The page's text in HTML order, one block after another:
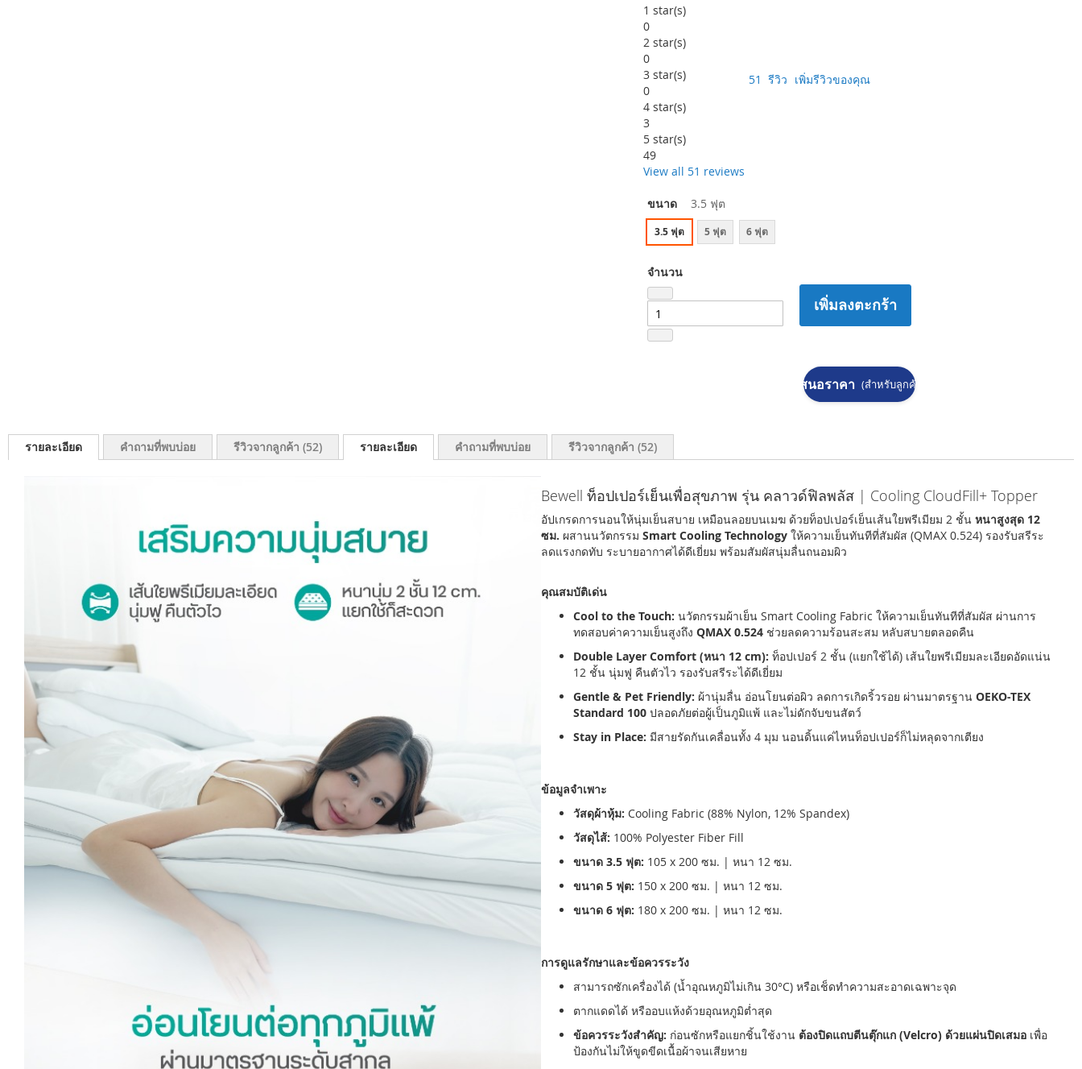
99% of100
1star(s)
0
2star(s)
0
3star(s)
0
4star(s)
3
5star(s)
49
View all 51 reviews
51 รีวิว เพิ่มรีวิวของคุณ
ขนาด 3.5 ฟุต
3.5 ฟุต 5 ฟุต 6 ฟุต
จำนวน
เพิ่มลงตะกร้า
ขอใบเสนอราคา (สำหรับลูกค้าองค์กร)
รายละเอียด คำถามที่พบบ่อย รีวิวจากลูกค้า 52 รายละเอียด
Bewell ท็อปเปอร์เย็นเพื่อสุขภาพ รุ่น คลาวด์ฟิลพลัส | Cooling CloudFill+ Topper
อัปเกรดการนอนให้นุ่มเย็นสบาย เหมือนลอยบนเมฆ ด้วยท็อปเปอร์เย็นเส้นใยพรีเมียม 2 ชั้น หนาสูงสุด 12
ซม. ผสานนวัตกรรม Smart Cooling Technology ให้ความเย็นทันทีที่สัมผัส (QMAX 0.524) รองรับสรีระ
ลดแรงกดทับ ระบายอากาศได้ดีเยี่ยม พร้อมสัมผัสนุ่มลื่นถนอมผิว
คุณสมบัติเด่น
Cool to the Touch: นวัตกรรมผ้าเย็น Smart Cooling Fabric ให้ความเย็นทันทีที่สัมผัส ผ่านการ
ทดสอบค่าความเย็นสูงถึง QMAX 0.524 ช่วยลดความร้อนสะสม หลับสบายตลอดคืน
Double Layer Comfort (หนา 12 cm): ท็อปเปอร์ 2 ชั้น (แยกใช้ได้) เส้นใยพรีเมียมละเอียดอัดแน่น
12 ชั้น นุ่มฟู คืนตัวไว รองรับสรีระได้ดีเยี่ยม
Gentle & Pet Friendly: ผ้านุ่มลื่น อ่อนโยนต่อผิว ลดการเกิดริ้วรอย ผ่านมาตรฐาน OEKO-TEX
Standard 100 ปลอดภัยต่อผู้เป็นภูมิแพ้ และไม่ดักจับขนสัตว์
Stay in Place: มีสายรัดกันเคลื่อนทั้ง 4 มุม นอนดิ้นแค่ไหนท็อปเปอร์ก็ไม่หลุดจากเตียง
ข้อมูลจำเพาะ
วัสดุผ้าหุ้ม: Cooling Fabric (88% Nylon, 12% Spandex)
วัสดุไส้: 100% Polyester Fiber Fill
ขนาด 3.5 ฟุต: 105 x 200 ซม. | หนา 12 ซม.
ขนาด 5 ฟุต: 150 x 200 ซม. | หนา 12 ซม.
ขนาด 6 ฟุต: 180 x 200 ซม. | หนา 12 ซม.
การดูแลรักษาและข้อควรระวัง
สามารถซักเครื่องได้ (น้ำอุณหภูมิไม่เกิน 30°C) หรือเช็ดทำความสะอาดเฉพาะจุด
ตากแดดได้ หรืออบแห้งด้วยอุณหภูมิต่ำสุด
ข้อควรระวังสำคัญ: ก่อนซักหรือแยกชิ้นใช้งาน ต้องปิดแถบตีนตุ๊กแก (Velcro) ด้วยแผ่นปิดเสมอ เพื่อ
ป้องกันไม่ให้ขูดขีดเนื้อผ้าจนเสียหาย
คำถามที่พบบ่อย รีวิวจากลูกค้า 52